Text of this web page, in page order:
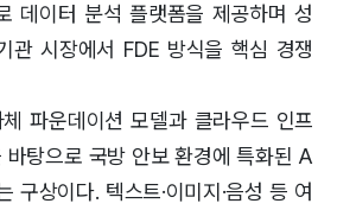
데이터 분석 플랫폼을 제공하며 성
관 시장에서 FDE 방식을 핵심 경쟁
파운데이션 모델과 클라우드 인프
탕으로 국방 안보 환경에 특화된 A
구상이다. 텍스트·이미지·음성 등 여